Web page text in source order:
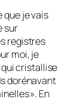
que je vais
sur
registres
moi, je
qui cristallise
dorénavant
». En